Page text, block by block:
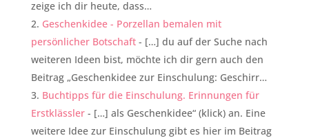
zeige ich dir heute, dass…
Geschenkidee - Porzellan bemalen mit
persönlicher Botschaft- […] du auf der Suche nach
weiteren Ideen bist, möchte ich dir gern auch den
Beitrag „Geschenkidee zur Einschulung: Geschirr…
Buchtipps für die Einschulung. Erinnungen für
Erstklässler- […] als Geschenkidee“ (klick) an. Eine
weitere Idee zur Einschulung gibt es hier im Beitrag